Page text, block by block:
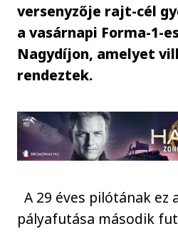
versenyzője rajt-cél
a vasárnapi Forma-1-
Nagydíjon, amelyet
rendeztek.
A 29 éves pilótának ez
pályafutása második